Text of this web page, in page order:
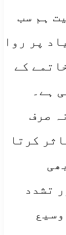
ہم سب
پر روا
کے
ہے۔
صرف
کرتا
تشدد